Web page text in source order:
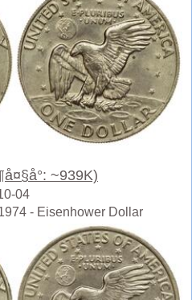
~939K)
04
- Eisenhower Dollar